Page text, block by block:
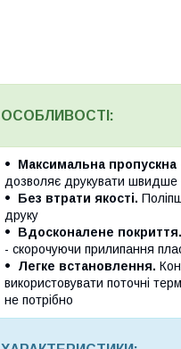
ОСОБЛИВОСТІ:
Максимальна пропускна
дозволяє друкувати швидше
Без втрати якості.
друку
Вдосконалене покриття.
- скорочуючи прилипання
Легке встановлення.
використовувати поточні
не потрібно